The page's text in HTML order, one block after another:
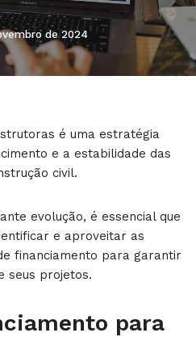
de 2024
é uma estratégia
e a estabilidade das
civil.
evolução, é essencial que
e aproveitar as
financiamento para garantir
seus projetos.
para